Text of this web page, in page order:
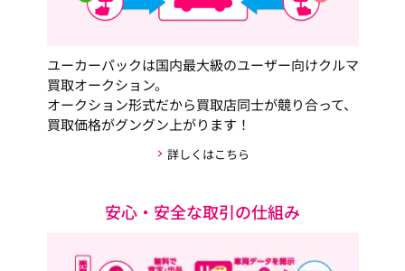
ユーカーパックは国内最大級のユーザー向けクルマ
買取オークション。
オークション形式だから買取店同士が競り合って、
買取価格がグングン上がります！
詳しくはこちら
安心・安全な取引の仕組み